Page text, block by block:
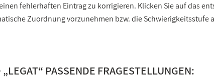
fehlerhaften Eintrag zu korrigieren. Klicken Sie auf das
Zuordnung vorzunehmen bzw. die Schwierigkeitsstufe
„LEGAT“ PASSENDE FRAGESTELLUNGEN: